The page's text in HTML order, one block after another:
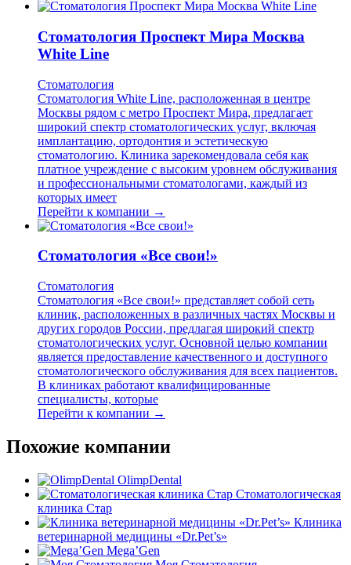
Стоматология Проспект Мира Москва
White Line
Стоматология
Стоматология White Line, расположенная в центре
Москвы рядом с метро Проспект Мира, предлагает
широкий спектр стоматологических услуг, включая
имплантацию, ортодонтия и эстетическую
стоматологию. Клиника зарекомендовала себя как
платное учреждение с высоким уровнем обслуживания
и профессиональными стоматологами, каждый из
которых имеет
Перейти к компании →
Стоматология «Все свои!»
Стоматология
Стоматология «Все свои!» представляет собой сеть
клиник, расположенных в различных частях Москвы и
других городов России, предлагая широкий спектр
стоматологических услуг. Основной целью компании
является предоставление качественного и доступного
стоматологического обслуживания для всех пациентов.
В клиниках работают квалифицированные
специалисты, которые
Перейти к компании →
Похожие компании
OlimpDental
Стоматологическая
клиника Стар
Клиника
ветеринарной медицины «Dr.Pet’s»
Mega’Gen